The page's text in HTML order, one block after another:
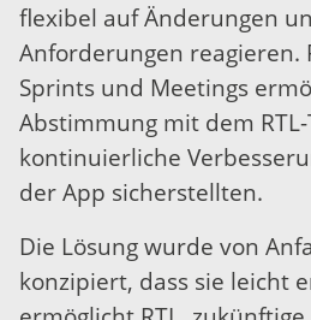
flexibel auf Änderungen
Anforderungen reagieren.
Sprints und Meetings
Abstimmung mit dem
kontinuierliche
der App sicherstellten.
Die Lösung wurde von
konzipiert, dass sie leicht